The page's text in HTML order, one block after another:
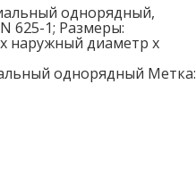
больше
однорядный,
625-1; Размеры:
наружный диаметр x
однорядный Метка: